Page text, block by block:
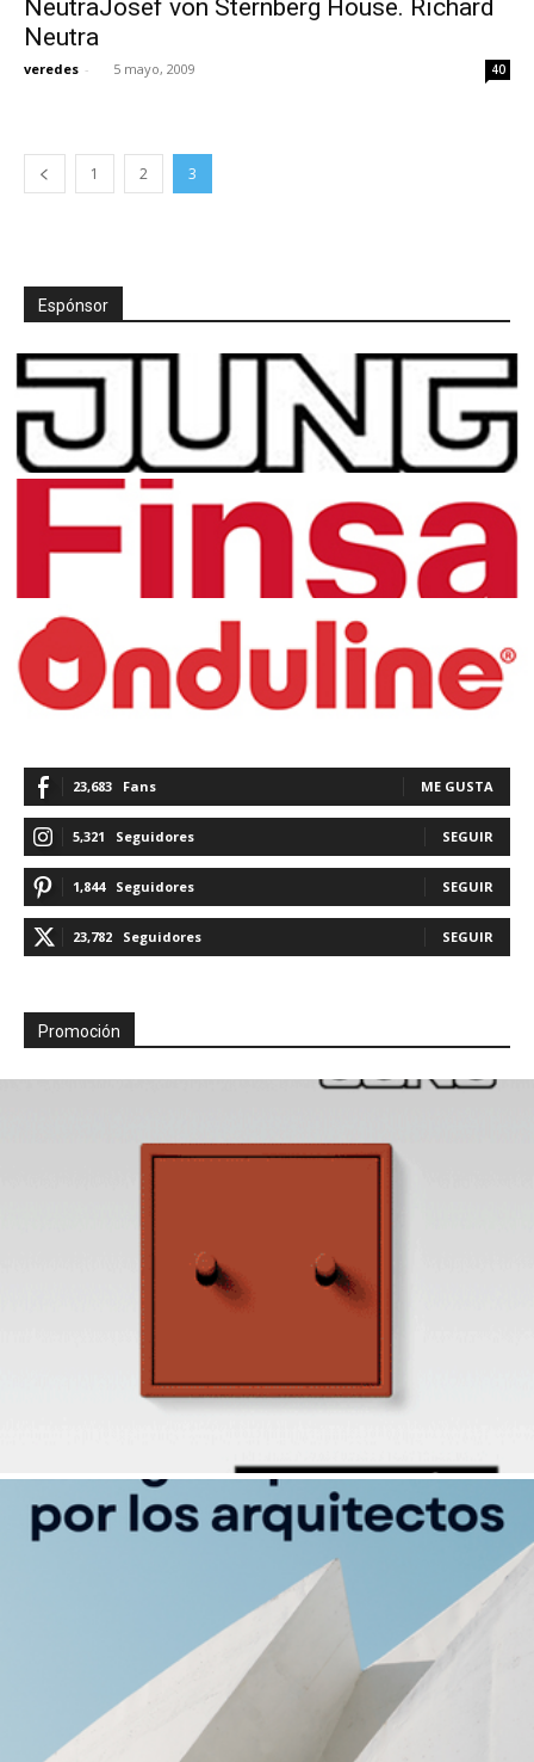
NeutraJosef von Sternberg House. Richard
Neutra
veredes - 5 mayo, 2009 40
1 2 3
Espónsor
23,683 Fans ME GUSTA
5,321 Seguidores SEGUIR
1,844 Seguidores SEGUIR
23,782 Seguidores SEGUIR
Promoción